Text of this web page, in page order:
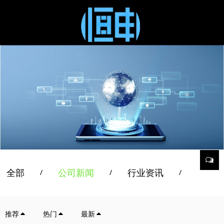
全部 / 公司新闻 / 行业资讯 /
推荐 热门 最新